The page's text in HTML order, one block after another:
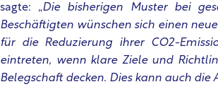
sagte: „Die bisherigen Muster bei
Beschäftigten wünschen sich einen
für die Reduzierung ihrer CO2-
eintreten, wenn klare Ziele und
Belegschaft decken. Dies kann auch